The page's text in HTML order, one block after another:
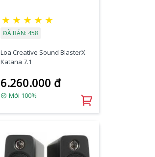
★ ★ ★ ★ ★
ĐÃ BÁN: 458
Loa Creative Sound BlasterX
Katana 7.1
6.260.000 đ
Mới 100%